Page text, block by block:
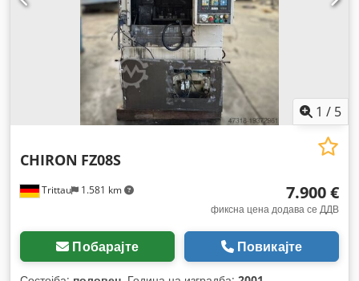
1 / 5
Trittau 1.581 km
CHIRON FZ08S
7.900 €
фиксна цена додава се ДДВ
Побарајте Повикајте